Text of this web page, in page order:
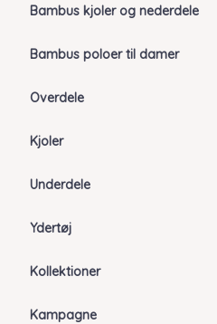
Bambus kjoler og nederdele
Bambus poloer til damer
Overdele
Kjoler
Underdele
Ydertøj
Kollektioner
Kampagne